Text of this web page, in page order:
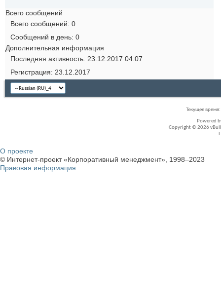
Всего сообщений
Всего сообщений 0
Сообщений в день 0
Дополнительная информация
Последняя активность 23.12.2017 04:07
Регистрация
23.12.2017
Текущее время:
Powered
Copyright © 2026
О проекте
© Интернет-проект «Корпоративный менеджмент», 1998–2023
Правовая информация